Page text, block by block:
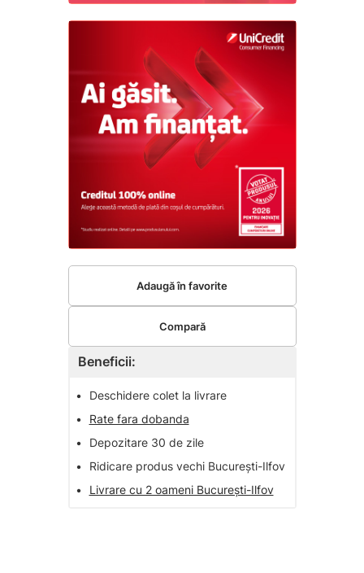
Beneficii:
•
Deschidere colet la livrare
•
Rate fara dobanda
•
Depozitare 30 de zile
•
Ridicare produs vechi București-Ilfov
•
Livrare cu 2 oameni București-Ilfov
Adaugă în favorite
Compară